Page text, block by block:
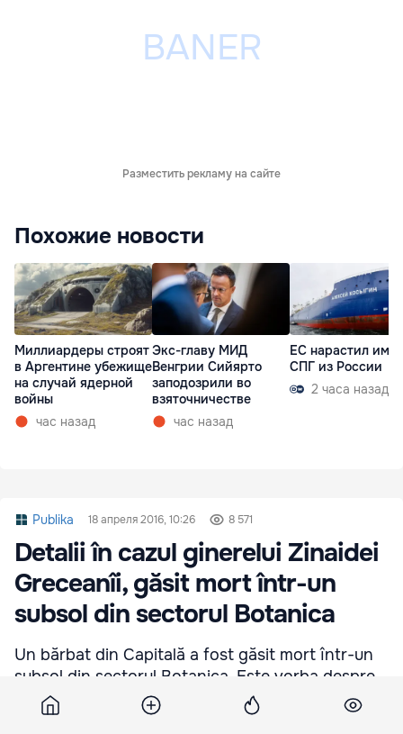
Разместить рекламу на сайте
Похожие новости
Миллиардеры строят
в Аргентине убежище
на случай ядерной
войны
час назад
Экс-главу МИД
Венгрии Сийярто
заподозрили во
взяточничестве
час назад
ЕС нарастил
СПГ из России
2 часа назад
Publika 18 апреля 2016, 10:26 8 571
Detalii în cazul ginerelui Zinaidei
Greceanîi, găsit mort într-un
subsol din sectorul Botanica
Un bărbat din Capitală a fost găsit mort într-un
subsol din sectorul Botanica. Este vorba despre
o rudă a deputatului PSRM, Zinaida Greceanîi.
Informaţia a fost confirmată de către ofiţerul de